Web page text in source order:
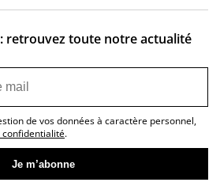
retrouvez toute notre actualité
de vos données à caractère personnel,
confidentialité.